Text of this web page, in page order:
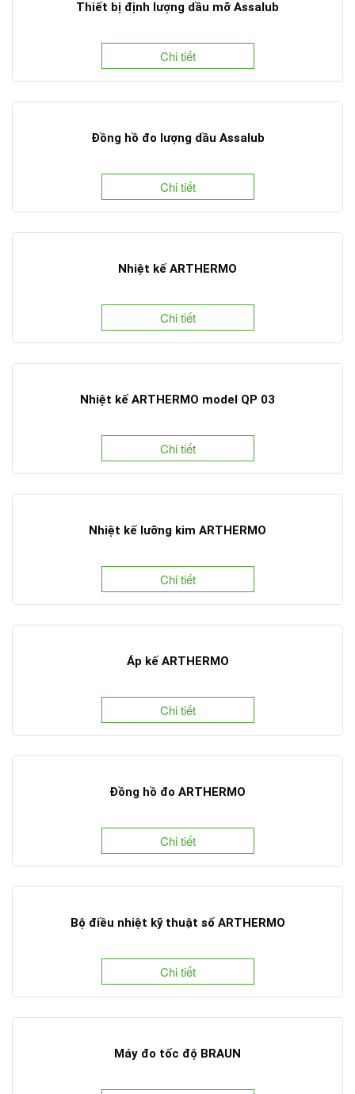
Thiết bị định lượng dầu mỡ Assalub
Chi tiết
Đồng hồ đo lượng dầu Assalub
Chi tiết
Nhiệt kế ARTHERMO
Chi tiết
Nhiệt kế ARTHERMO model QP 03
Chi tiết
Nhiệt kế lưỡng kim ARTHERMO
Chi tiết
Áp kế ARTHERMO
Chi tiết
Đồng hồ đo ARTHERMO
Chi tiết
Bộ điều nhiệt kỹ thuật số ARTHERMO
Chi tiết
Máy đo tốc độ BRAUN